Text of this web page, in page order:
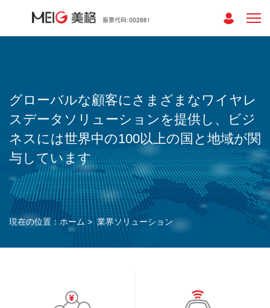
グローバルな顧客にさまざまなワイヤレ
スデータソリューションを提供し、ビジ
ネスには世界中の100以上の国と地域が関
与しています
現在の位置：ホーム> 業界ソリューション